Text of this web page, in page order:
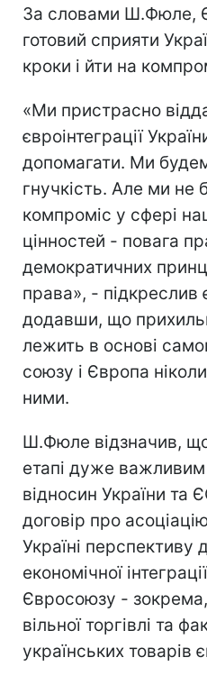
За словами Ш.Фюле,
готовий сприяти
кроки і йти на
«Ми пристрасно
євроінтеграції
допомагати. Ми
гнучкість. Але ми не
компроміс у сфері
цінностей - повага
демократичних
права», - підкреслив
додавши, що
лежить в основі
союзу і Європа
ними.
Ш.Фюле відзначив,
етапі дуже
відносин України та
договір про
Україні перспективу
економічної
Євросоюзу -
вільної торгівлі та
українських товарів